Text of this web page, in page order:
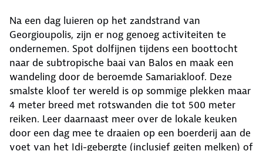
Na een dag luieren op het zandstrand van
Georgioupolis, zijn er nog genoeg activiteiten te
ondernemen. Spot dolfijnen tijdens een boottocht
naar de subtropische baai van Balos en maak een
wandeling door de beroemde Samariakloof. Deze
smalste kloof ter wereld is op sommige plekken maar
4 meter breed met rotswanden die tot 500 meter
reiken. Leer daarnaast meer over de lokale keuken
door een dag mee te draaien op een boerderij aan de
voet van het Idi-gebergte (inclusief geiten melken) of